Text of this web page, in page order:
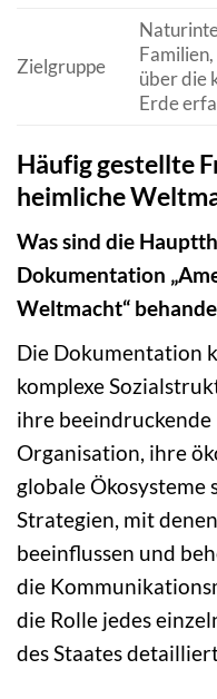
Zielgruppe
über die
Erde
Häufig gestellte
heimliche
Was sind die
Dokumentation
Weltmacht“
Die Dokumentation
komplexe
ihre
Organisation, ihre
globale Ökosysteme
Strategien, mit
beeinflussen und
die
die Rolle jedes
des Staates